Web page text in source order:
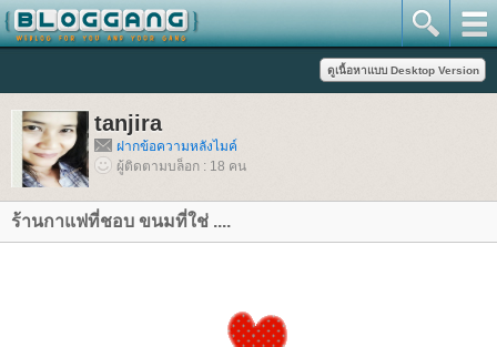
tanjira
ฝากข้อความหลังไมค์
ผู้ติดตามบล็อก : 18 คน
ร้านกาแฟที่ชอบ ขนมที่ใช่ ....